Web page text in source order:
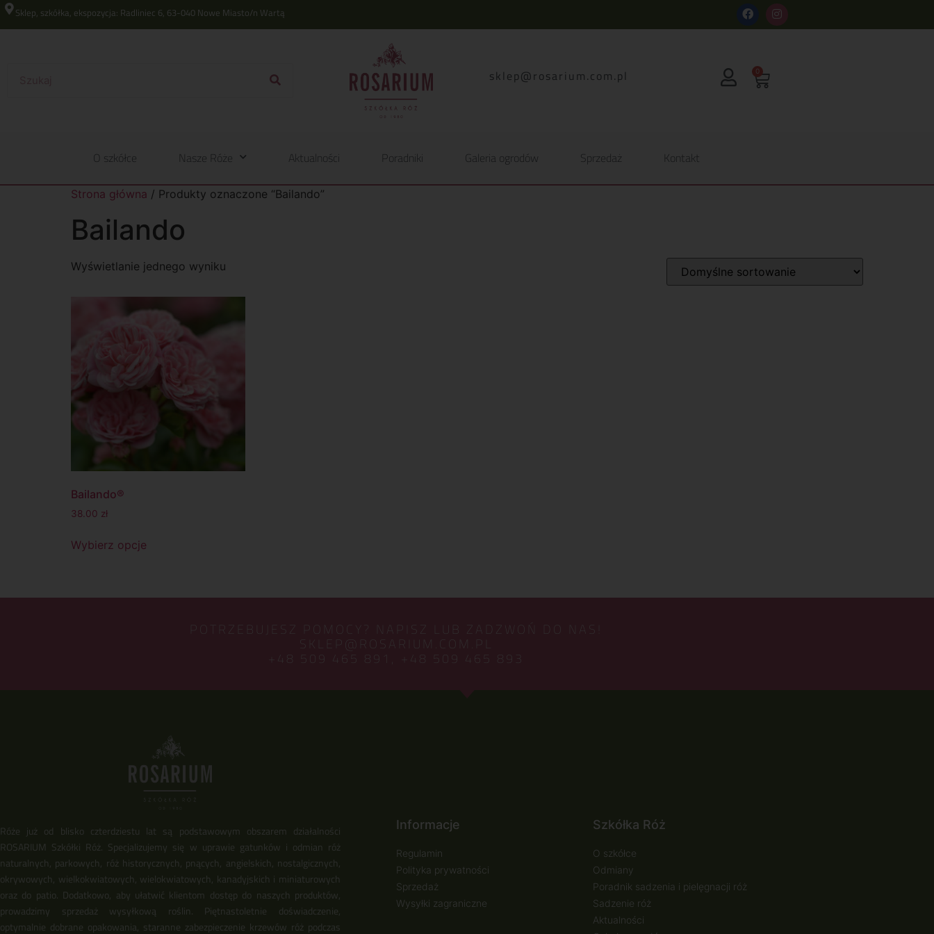
Sklep, szkółka, ekspozycja: Radliniec 6, 63-040 Nowe Miasto/n Wartą
lp.moc.muirasor@pelks 0
O szkółce Nasze Róże Aktualności Poradniki Galeria ogrodów Sprzedaż Kontakt
Strona główna / Produkty oznaczone “Bailando”
Bailando
Wyświetlanie jednego wyniku
Bailando®
38.00 zł
Wybierz opcje
POTRZEBUJESZ POMOCY? NAPISZ LUB ZADZWOŃ DO NAS!
SKLEP@ROSARIUM.COM.PL
+48 509 465 891, +48 509 465 893
Róże już od blisko czterdziestu lat są podstawowym obszarem działalności
ROSARIUM Szkółki Róż. Specjalizujemy się w uprawie gatunków i odmian róż
naturalnych, parkowych, róż historycznych, pnących, angielskich, nostalgicznych,
okrywowych, wielkokwiatowych, wielokwiatowych, kanadyjskich i miniaturowych
oraz do patio. Dodatkowo, aby ułatwić klientom dostęp do naszych produktów,
prowadzimy sprzedaż wysyłkową roślin. Piętnastoletnie doświadczenie,
optymalnie dobrane opakowania, staranne zabezpieczenie krzewów róż podczas
Informacje
Regulamin
Polityka prywatności
Sprzedaż
Wysyłki zagraniczne
Szkółka Róż
O szkółce
Odmiany
Poradnik sadzenia i pielęgnacji róż
Sadzenie róż
Aktualności